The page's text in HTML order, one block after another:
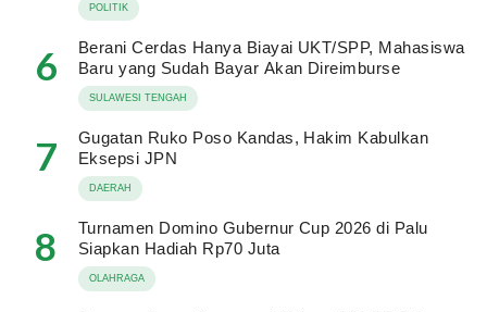
POLITIK
6
Berani Cerdas Hanya Biayai UKT/SPP, Mahasiswa
Baru yang Sudah Bayar Akan Direimburse
SULAWESI TENGAH
7
Gugatan Ruko Poso Kandas, Hakim Kabulkan
Eksepsi JPN
DAERAH
8
Turnamen Domino Gubernur Cup 2026 di Palu
Siapkan Hadiah Rp70 Juta
OLAHRAGA